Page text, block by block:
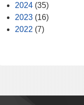
2024 (35)
2023 (16)
2022 (7)